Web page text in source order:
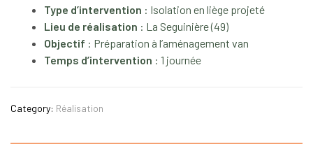
Type d’intervention : Isolation en liège projeté
Lieu de réalisation : La Seguinière (49)
Objectif : Préparation à l’aménagement van
Temps d’intervention : 1 journée
Category: Réalisation